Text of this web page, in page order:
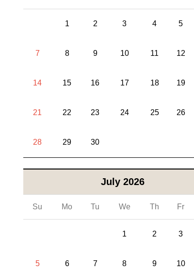
1 2 3 4 5
7 8 9 10 11 12
14 15 16 17 18 19
21 22 23 24 25 26
28 29 30
July 2026
Su Mo Tu We Th Fr
1 2 3
5 6 7 8 9 10